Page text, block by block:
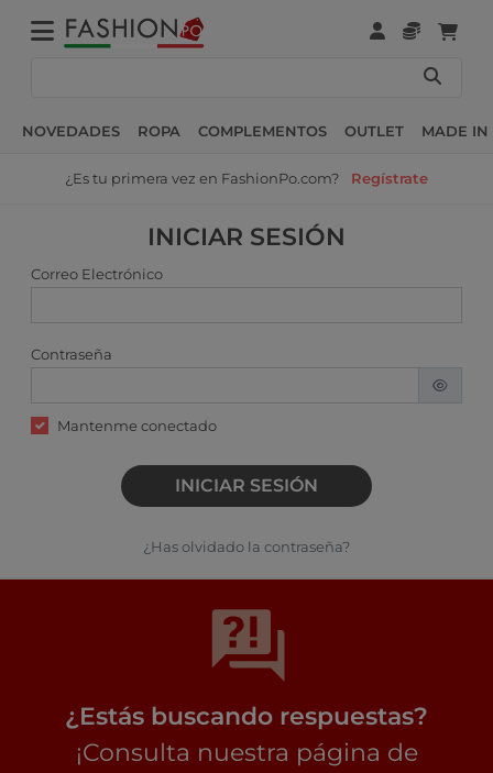
NOVEDADES ROPA COMPLEMENTOS OUTLET MADE IN
¿Es tu primera vez en FashionPo.com? Regístrate
INICIAR SESIÓN
Correo Electrónico
Contraseña
Mantenme conectado
INICIAR SESIÓN
¿Has olvidado la contraseña?
¿Estás buscando respuestas?
¡Consulta nuestra página de